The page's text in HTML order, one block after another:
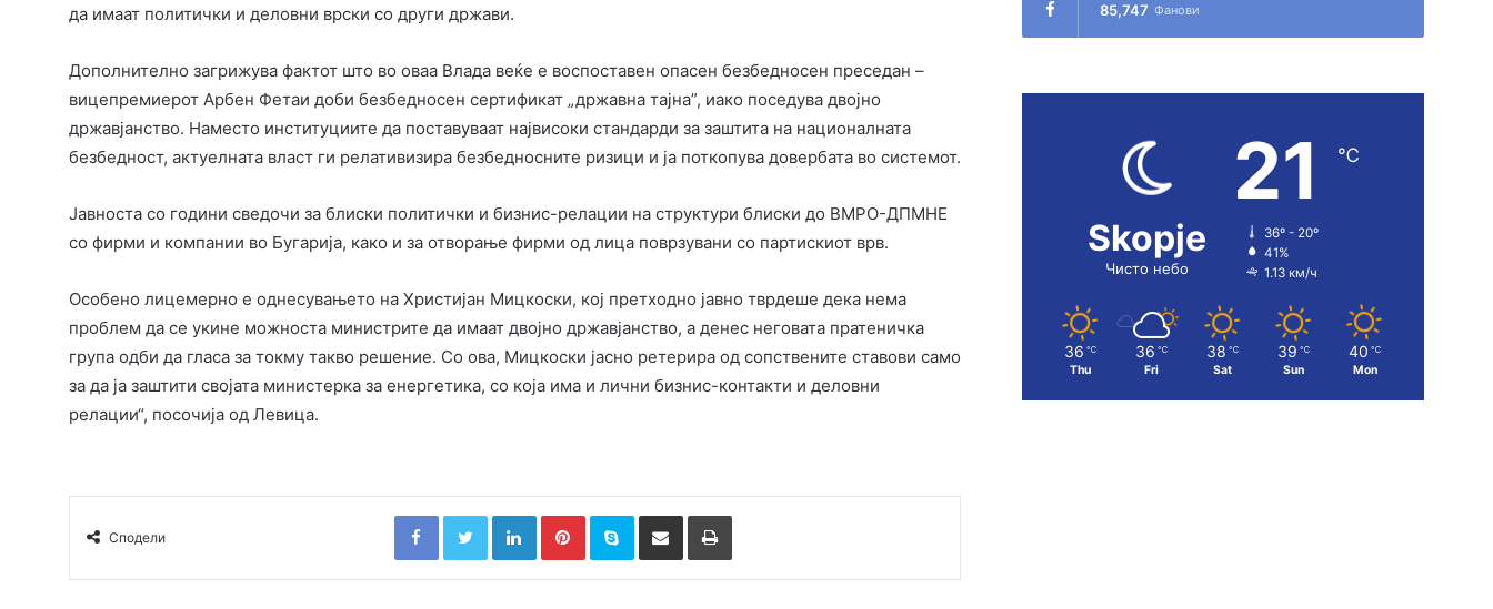
да имаат политички и деловни врски со други држави.
Дополнително загрижува фактот што во оваа Влада веќе е воспоставен опасен безбедносен преседан –
вицепремиерот Арбен Фетаи доби безбедносен сертификат „државна тајна”, иако поседува двојно
државјанство. Наместо институциите да поставуваат највисоки стандарди за заштита на националната
безбедност, актуелната власт ги релативизира безбедносните ризици и ја поткопува довербата во системот.
Јавноста со години сведочи за блиски политички и бизнис-релации на структури блиски до ВМРО-ДПМНЕ
со фирми и компании во Бугарија, како и за отворање фирми од лица поврзувани со партискиот врв.
Особено лицемерно е однесувањето на Христијан Мицкоски, кој претходно јавно тврдеше дека нема
проблем да се укине можноста министрите да имаат двојно државјанство, а денес неговата пратеничка
група одби да гласа за токму такво решение. Со ова, Мицкоски јасно ретерира од сопствените ставови само
за да ја заштити својата министерка за енергетика, со која има и лични бизнис-контакти и деловни
релации“, посочија од Левица.
Сподели
FacebookTwitterLinkedInPinterestSkype Сподели преку Е-маил Испринтај
85,747 Фанови
Skopje
Чисто небо
21 ℃
36º - 20º
41%
1.13 км/ч
36 ℃
Thu
36 ℃
Fri
38 ℃
Sat
39 ℃
Sun
40 ℃
Mon